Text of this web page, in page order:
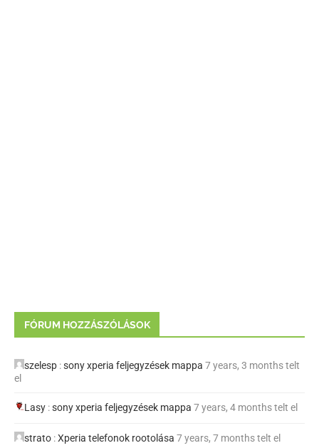
FÓRUM HOZZÁSZÓLÁSOK
szelesp :sony xperia feljegyzések mappa 7 years, 3 months telt
el
Lasy :sony xperia feljegyzések mappa 7 years, 4 months telt el
strato :Xperia telefonok rootolása 7 years, 7 months telt el